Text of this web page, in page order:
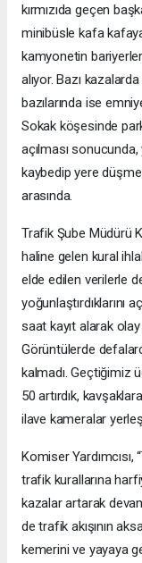
kırmızıda geçen
minibüsle kafa
kamyonetin
alıyor. Bazı
bazılarında ise
Sokak köşesinde
açılması
kaybedip yere
arasında.
Trafik Şube Müdürü
haline gelen kural
elde edilen verilerle
yoğunlaştırdıklarını
saat kayıt alarak
Görüntülerde
kalmadı. Geçtiğimiz
50 artırdık,
ilave kameralar
Komiser
trafik kurallarına
kazalar artarak
de trafik akışının
kemerini ve yayaya